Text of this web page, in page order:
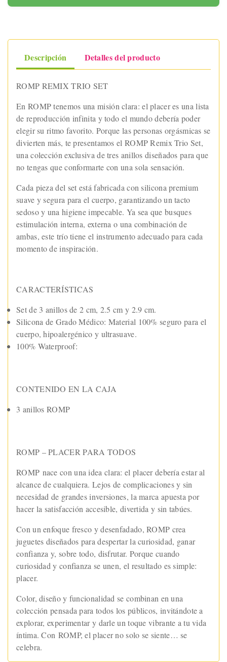
Descripción Detalles del producto
ROMP REMIX TRIO SET
En ROMP tenemos una misión clara: el placer es una lista
de reproducción infinita y todo el mundo debería poder
elegir su ritmo favorito. Porque las personas orgásmicas se
divierten más, te presentamos el ROMP Remix Trio Set,
una colección exclusiva de tres anillos diseñados para que
no tengas que conformarte con una sola sensación.
Cada pieza del set está fabricada con silicona premium
suave y segura para el cuerpo, garantizando un tacto
sedoso y una higiene impecable. Ya sea que busques
estimulación interna, externa o una combinación de
ambas, este trío tiene el instrumento adecuado para cada
momento de inspiración.
CARACTERÍSTICAS
Set de 3 anillos de 2 cm, 2.5 cm y 2.9 cm.
Silicona de Grado Médico: Material 100% seguro para el
cuerpo, hipoalergénico y ultrasuave.
100% Waterproof:
CONTENIDO EN LA CAJA
3 anillos ROMP
ROMP – PLACER PARA TODOS
ROMP nace con una idea clara: el placer debería estar al
alcance de cualquiera. Lejos de complicaciones y sin
necesidad de grandes inversiones, la marca apuesta por
hacer la satisfacción accesible, divertida y sin tabúes.
Con un enfoque fresco y desenfadado, ROMP crea
juguetes diseñados para despertar la curiosidad, ganar
confianza y, sobre todo, disfrutar. Porque cuando
curiosidad y confianza se unen, el resultado es simple:
placer.
Color, diseño y funcionalidad se combinan en una
colección pensada para todos los públicos, invitándote a
explorar, experimentar y darle un toque vibrante a tu vida
íntima. Con ROMP, el placer no solo se siente… se
celebra.